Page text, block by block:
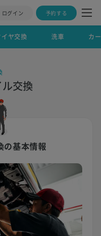
ログイン 予約する
イヤ交換 洗車 カ
交換
の基本情報